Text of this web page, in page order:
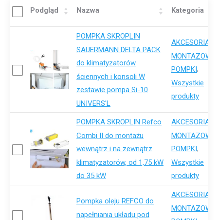
Podgląd Nazwa Kategoria
POMPKA SKROPLIN
SAUERMANN DELTA PACK
do klimatyzatorów
ściennych i konsoli W
zestawie pompa Si-10
UNIVERS'L
AKCESORIA-
MONTAZOWE
POMPKI,
Wszystkie
produkty
POMPKA SKROPLIN Refco
Combi II do montażu
wewnątrz i na zewnątrz
klimatyzatorów, od 1,75 kW
do 35 kW
AKCESORIA-
MONTAZOWE
POMPKI,
Wszystkie
produkty
Pompka oleju REFCO do
napełniania układu pod
AKCESORIA-
MONTAZOWE